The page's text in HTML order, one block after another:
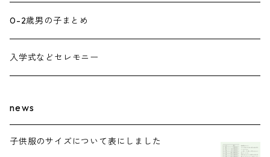
0-2歳男の子まとめ
入学式などセレモニー
news
子供服のサイズについて表にしました